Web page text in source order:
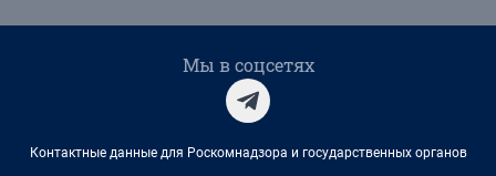
Мы в соцсетях
Контактные данные для Роскомнадзора и государственных органов